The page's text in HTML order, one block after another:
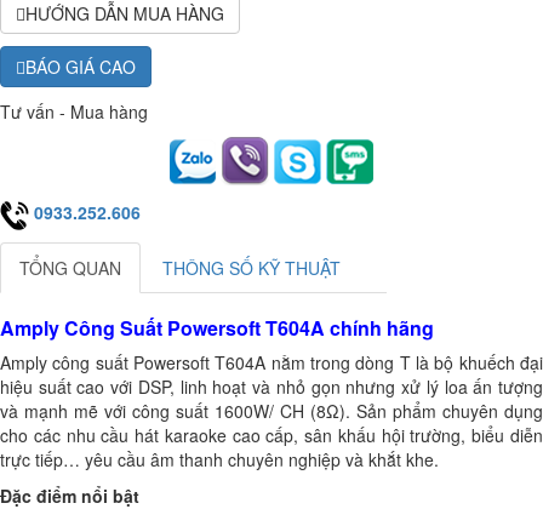
HƯỚNG DẪN MUA HÀNG
BÁO GIÁ CAO
Tư vấn - Mua hàng
0933.252.606
TỔNG QUAN THÔNG SỐ KỸ THUẬT
Amply Công Suất Powersoft T604A chính hãng
Amply công suất Powersoft T604A nằm trong dòng T là bộ khuếch đại
hiệu suất cao với DSP, linh hoạt và nhỏ gọn nhưng xử lý loa ấn tượng
và mạnh mẽ với công suất 1600W/ CH (8Ω). Sản phẩm chuyên dụng
cho các nhu cầu hát karaoke cao cấp, sân khấu hội trường, biểu diễn
trực tiếp… yêu cầu âm thanh chuyên nghiệp và khắt khe.
Đặc điểm nổi bật